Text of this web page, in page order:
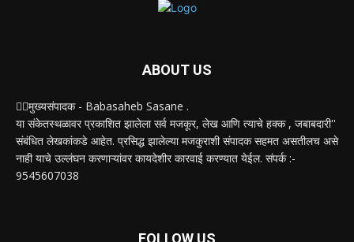
ABOUT US
✍🏻मुख्यसंपादक - Babasaheb Sasane .
या संकेतस्थळावर प्रकाशित झालेला सर्व मजकूर, लेख आणि त्याचे हक्क , जबाबदारी''
संबंधित लेखकांकडे आहेत. प्रसिद्ध झालेल्या मजकुराशी संपादक सहमत असतीलच असे
नाही याचे उल्लंघन करणाऱ्यांवर कायदेशीर कारवाई करण्यात येईल. संपर्क :-
9545607038
FOLLOW US